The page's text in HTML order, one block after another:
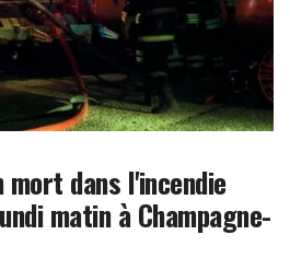
mort dans l'incendie
matin à Champagne-